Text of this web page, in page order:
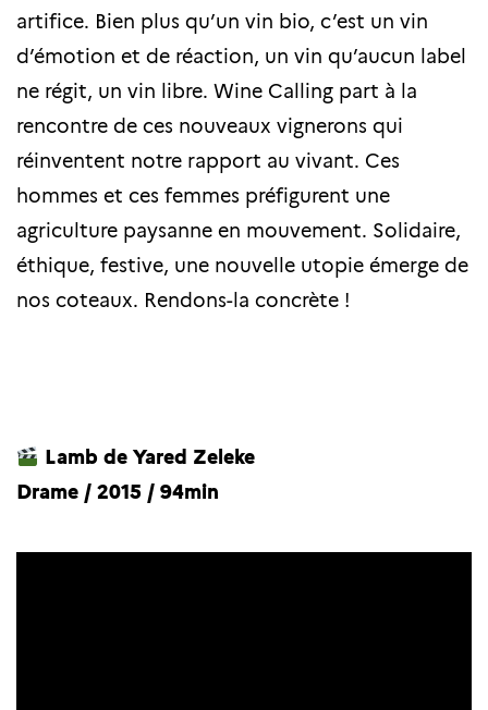
artifice. Bien plus qu’un vin bio, c’est un vin
d’émotion et de réaction, un vin qu’aucun label
ne régit, un vin libre. Wine Calling part à la
rencontre de ces nouveaux vignerons qui
réinventent notre rapport au vivant. Ces
hommes et ces femmes préfigurent une
agriculture paysanne en mouvement. Solidaire,
éthique, festive, une nouvelle utopie émerge de
nos coteaux. Rendons-la concrète !
Lamb de Yared Zeleke
Drame / 2015 / 94min